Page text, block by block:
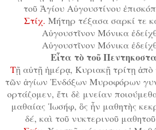
τοῦ Ἁ­γί­ου Αὐ­γου­στί­νου
Στίχ. Μήτηρ τέ­ξα­σα σαρκί τε
Αὐ­γου­στῖ­νον Μόνικα
Αὐ­γου­στῖ­νον Μόνικα
Εἶτα τὸ τοῦ Πεντηκοστα
Τῇ αὐτῇ ἡμέρᾳ, Κυριακῇ τρίτῃ ἀπὸ
τῶν ἁ­γί­ων Ἐν­δό­ξων Μυ­ρο­φό­ρων
ορ­τά­ζο­μεν, ἔ­τι δὲ μνε­ί­αν
μα­θα­ί­ας Ἰ­ω­σήφ, ὃς ἦν μα­θη­τὴς
δέ, καὶ τοῦ νυ­κτε­ρι­νοῦ